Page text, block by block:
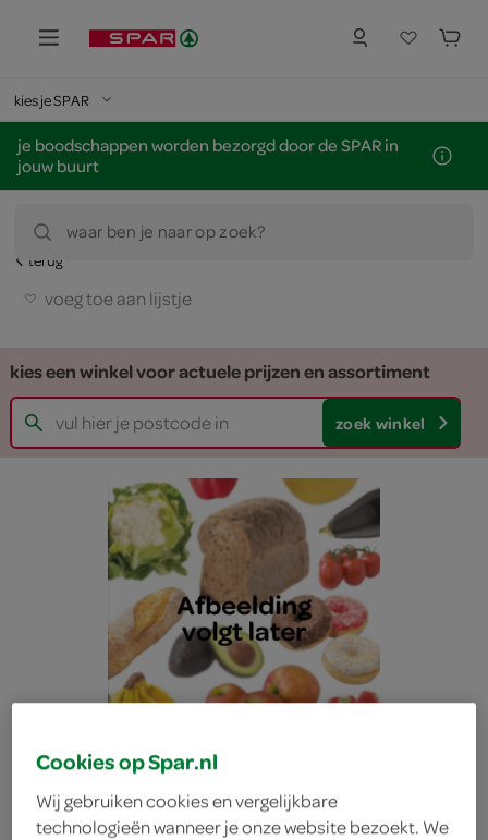
kies je SPAR
je boodschappen worden bezorgd door de SPAR in
jouw buurt
waar ben je naar op zoek?
terug
voeg toe aan lijstje
kies een winkel voor actuele prijzen en assortiment
zoek winkel
Cookies op Spar.nl
Wij gebruiken cookies en vergelijkbare
technologieën wanneer je onze website bezoekt. We